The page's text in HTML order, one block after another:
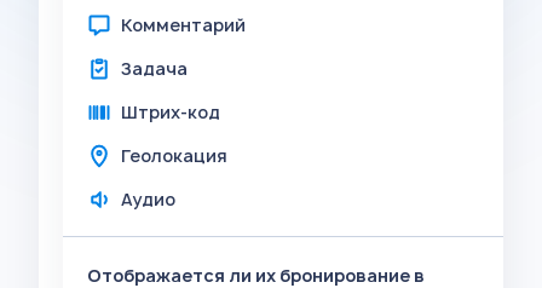
Комментарий
Задача
Штрих-код
Геолокация
Аудио
Отображается ли их бронирование в